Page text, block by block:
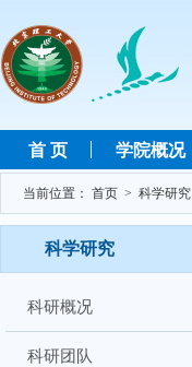
首 页 学院概况
当前位置： 首页 > 科学研究
科学研究
科研概况
科研团队